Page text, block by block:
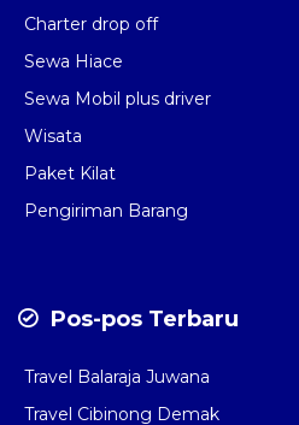
Charter drop off
Sewa Hiace
Sewa Mobil plus driver
Wisata
Paket Kilat
Pengiriman Barang
Pos-pos Terbaru
Travel Balaraja Juwana
Travel Cibinong Demak